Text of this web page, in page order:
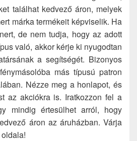
találhat kedvező áron, melyek
márka termékeit képviselik. Ha
de nem tudja, hogy az adott
való, akkor kérje ki nyugodtan
a segítségét. Bizonyos
más típusú patron
Nézze meg a honlapot, és
az akciókra is. Iratkozzon fel a
mindig értesülhet arról, hogy
áron az áruházban. Várja